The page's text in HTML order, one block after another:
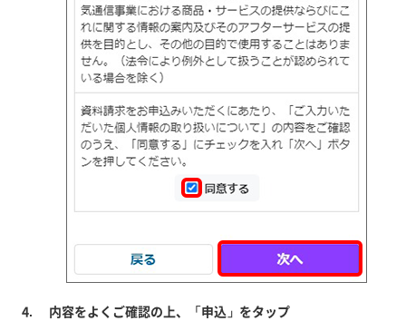
内容をよくご確認の上、「申込」をタップ